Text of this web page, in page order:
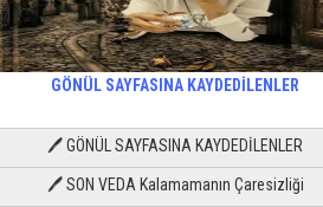
GÖNÜL SAYFASINA KAYDEDİLENLER
🖊 GÖNÜL SAYFASINA KAYDEDİLENLER
🖊 SON VEDA Kalamamanın Çaresizliği